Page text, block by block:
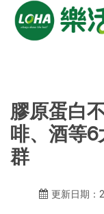
膠原蛋白
啡、酒等
群
更新日期